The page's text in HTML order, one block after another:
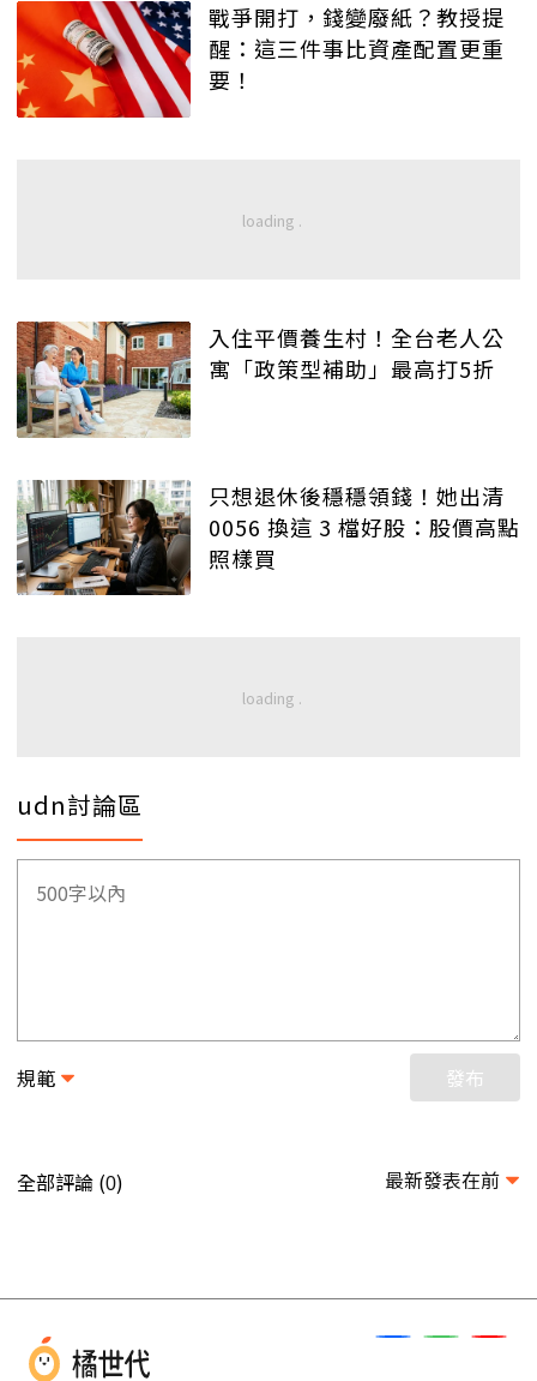
戰爭開打，錢變廢紙？教授提
醒：這三件事比資產配置更重
要！
入住平價養生村！全台老人公
寓「政策型補助」最高打5折
只想退休後穩穩領錢！她出清
0056 換這 3 檔好股：股價高點
照樣買
udn討論區
規範 發布
全部評論 (0) 最新發表在前